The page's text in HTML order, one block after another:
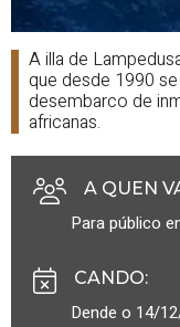
A illa de
que desde 1990
desembarco de
africanas.
A QUEN
Para público
CANDO:
Dende o 14/